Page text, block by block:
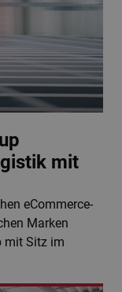
mit
eCommerce-
Marken
mit Sitz im